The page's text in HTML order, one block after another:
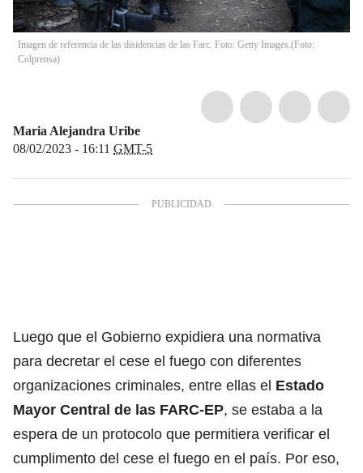
Imagen de referencia de las disidencias de las Farc. Foto: Getty Images.(Foto:
Colprensa)
Maria Alejandra Uribe
08/02/2023 - 16:11 GMT-5
Luego que el Gobierno expidiera una normativa
para decretar el cese el fuego con diferentes
organizaciones criminales, entre ellas el Estado
Mayor Central de las FARC-EP, se estaba a la
espera de un protocolo que permitiera verificar el
cumplimento del cese el fuego en el país. Por eso,